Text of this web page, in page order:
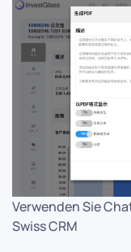
Verwenden Sie
Swiss CRM